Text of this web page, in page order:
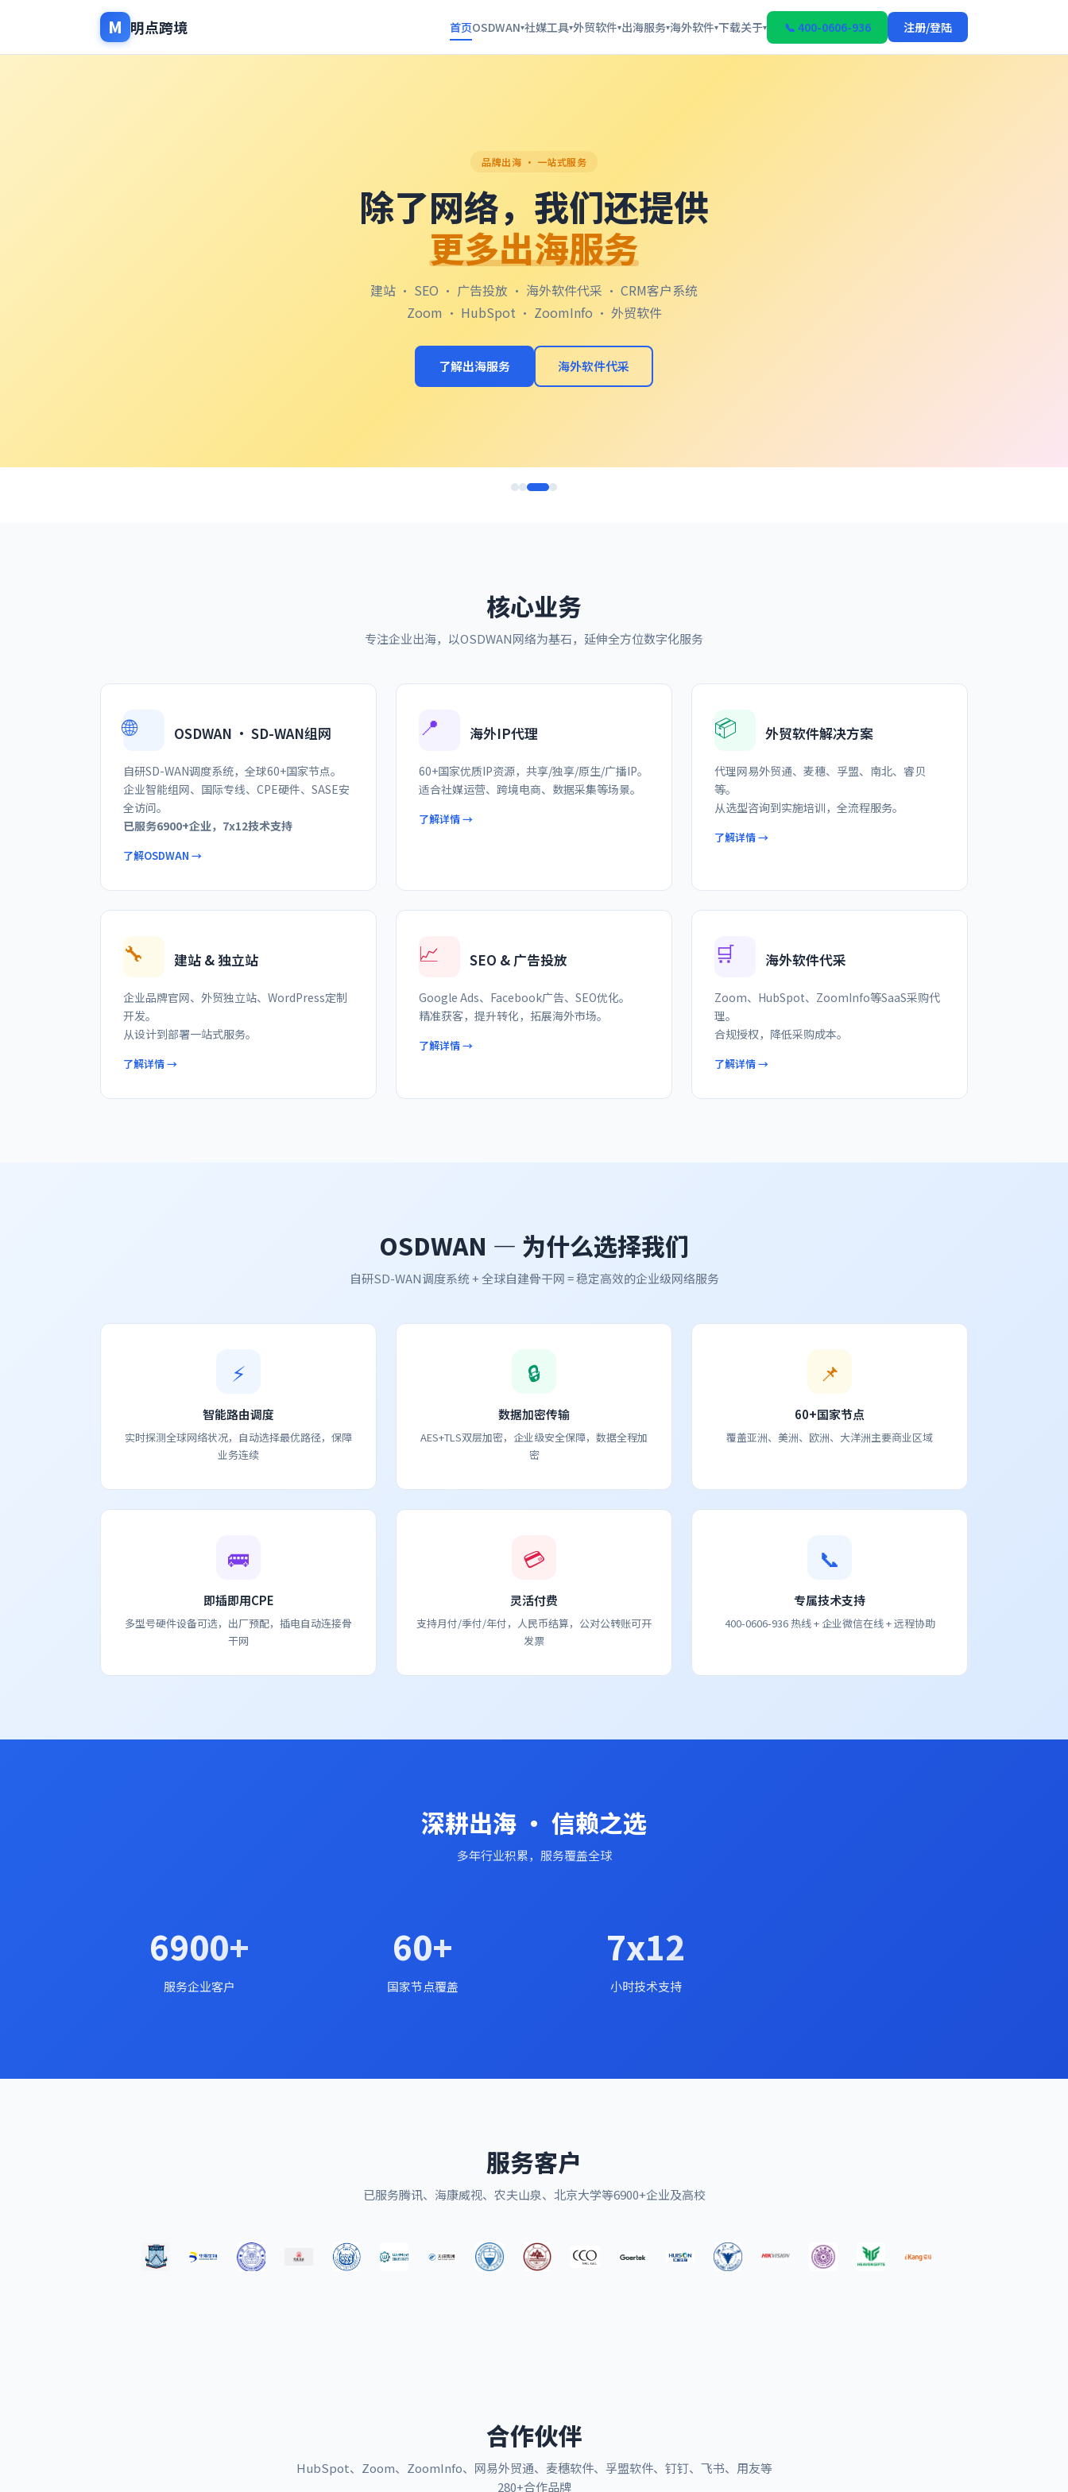
M 明点跨境 首页OSDWAN▾社媒工具▾外贸软件▾出海服务▾海外软件▾下载关于▾ 📞 400-0606-936 注册/登陆
品牌出海 · 一站式服务
除了网络，我们还提供
更多出海服务
建站 · SEO · 广告投放 · 海外软件代采 · CRM客户系统
Zoom · HubSpot · ZoomInfo · 外贸软件
了解出海服务 海外软件代采
核心业务
专注企业出海，以OSDWAN网络为基石，延伸全方位数字化服务
🌐 OSDWAN · SD-WAN组网
自研SD-WAN调度系统，全球60+国家节点。
企业智能组网、国际专线、CPE硬件、SASE安
全访问。
已服务6900+企业，7x12技术支持
了解OSDWAN →
📍 海外IP代理
60+国家优质IP资源，共享/独享/原生/广播IP。
适合社媒运营、跨境电商、数据采集等场景。
了解详情 →
📦 外贸软件解决方案
代理网易外贸通、麦穗、孚盟、南北、睿贝
等。
从选型咨询到实施培训，全流程服务。
了解详情 →
🔧 建站 & 独立站
企业品牌官网、外贸独立站、WordPress定制
开发。
从设计到部署一站式服务。
了解详情 →
📈 SEO & 广告投放
Google Ads、Facebook广告、SEO优化。
精准获客，提升转化，拓展海外市场。
了解详情 →
🛒 海外软件代采
Zoom、HubSpot、ZoomInfo等SaaS采购代
理。
合规授权，降低采购成本。
了解详情 →
OSDWAN — 为什么选择我们
自研SD-WAN调度系统 + 全球自建骨干网 = 稳定高效的企业级网络服务
⚡
智能路由调度
实时探测全球网络状况，自动选择最优路径，保障
业务连续
🔒
数据加密传输
AES+TLS双层加密，企业级安全保障，数据全程加
密
📌
60+国家节点
覆盖亚洲、美洲、欧洲、大洋洲主要商业区域
🚌
即插即用CPE
多型号硬件设备可选，出厂预配，插电自动连接骨
干网
💳
灵活付费
支持月付/季付/年付，人民币结算，公对公转账可开
发票
📞
专属技术支持
400-0606-936 热线 + 企业微信在线 + 远程协助
深耕出海 · 信赖之选
多年行业积累，服务覆盖全球
6900+
服务企业客户
60+
国家节点覆盖
7x12
小时技术支持
服务客户
已服务腾讯、海康威视、农夫山泉、北京大学等6900+企业及高校
合作伙伴
HubSpot、Zoom、ZoomInfo、网易外贸通、麦穗软件、孚盟软件、钉钉、飞书、用友等
280+合作品牌